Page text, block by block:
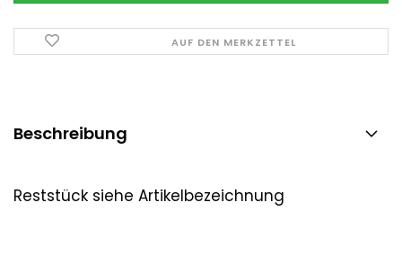
AUF DEN MERKZETTEL
Beschreibung
Reststück siehe Artikelbezeichnung